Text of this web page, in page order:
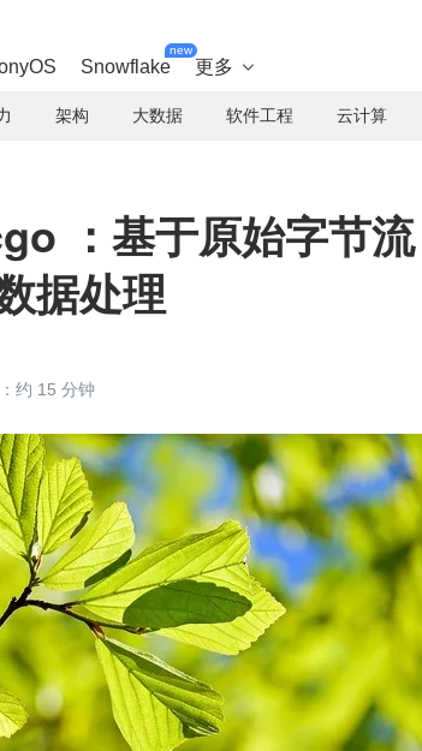
Snowflake
new
更多 
架构 大数据 软件工程 云计算
：基于原始字节流
据处理
约 15 分钟